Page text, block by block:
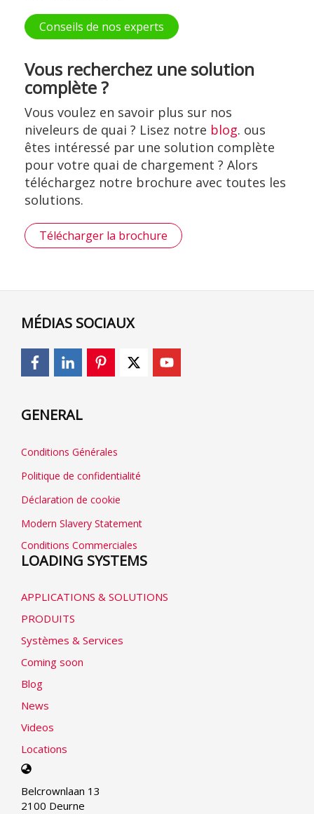
Conseils de nos experts
Vous recherchez une solution
complète ?
Vous voulez en savoir plus sur nos
niveleurs de quai ? Lisez notre blog. ous
êtes intéressé par une solution complète
pour votre quai de chargement ? Alors
téléchargez notre brochure avec toutes les
solutions.
Télécharger la brochure
MÉDIAS SOCIAUX
GENERAL
Conditions Générales
Politique de confidentialité
Déclaration de cookie
Modern Slavery Statement
Conditions Commerciales
LOADING SYSTEMS
APPLICATIONS & SOLUTIONS
PRODUITS
Systèmes & Services
Coming soon
Blog
News
Videos
Locations
Select
language
Belcrownlaan 13
2100 Deurne